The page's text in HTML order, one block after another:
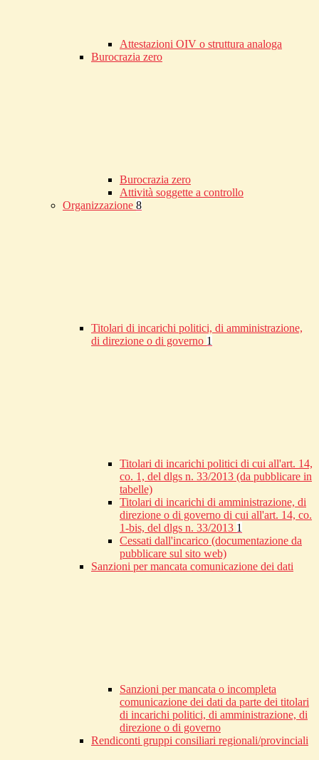
Attestazioni OIV o struttura analoga
Burocrazia zero
Burocrazia zero
Attività soggette a controllo
Organizzazione 8
Titolari di incarichi politici, di amministrazione,
di direzione o di governo 1
Titolari di incarichi politici di cui all'art. 14,
co. 1, del dlgs n. 33/2013 (da pubblicare in
tabelle)
Titolari di incarichi di amministrazione, di
direzione o di governo di cui all'art. 14, co.
1-bis, del dlgs n. 33/2013 1
Cessati dall'incarico (documentazione da
pubblicare sul sito web)
Sanzioni per mancata comunicazione dei dati
Sanzioni per mancata o incompleta
comunicazione dei dati da parte dei titolari
di incarichi politici, di amministrazione, di
direzione o di governo
Rendiconti gruppi consiliari regionali/provinciali